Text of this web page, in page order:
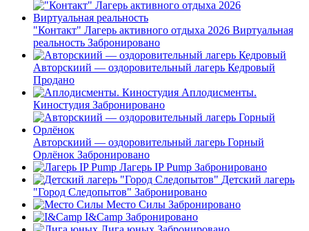
"Контакт" Лагерь активного отдыха 2026 Виртуальная
реальность Забронировано
Авторскиий — оздоровительный лагерь Кедровый
Продано
Аплодисменты.
Киностудия Забронировано
Авторскиий — оздоровительный лагерь Горный
Орлёнок Забронировано
Лагерь IP Pump Забронировано
Детский лагерь
"Город Следопытов" Забронировано
Место Силы Забронировано
I&Camp Забронировано